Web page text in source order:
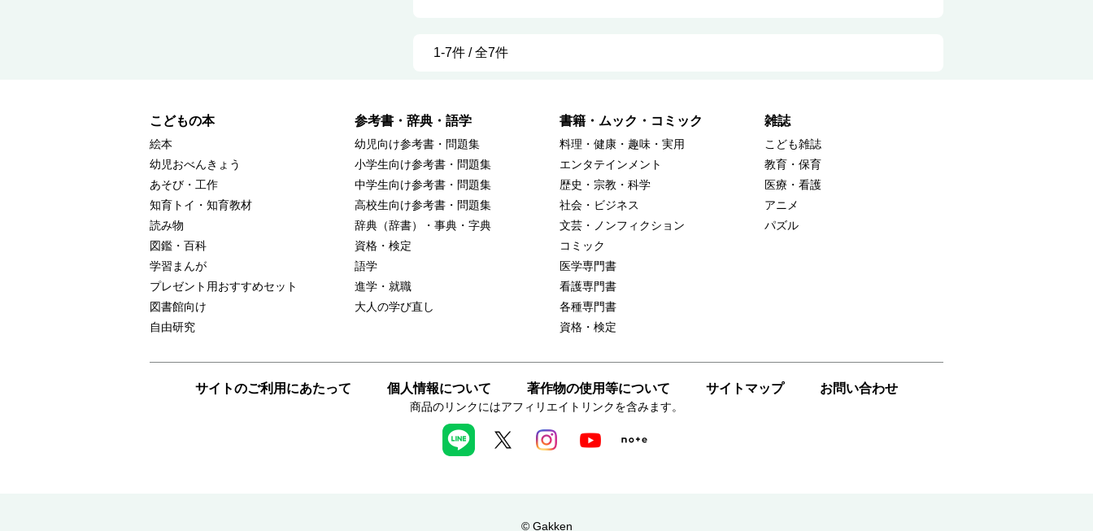
1-7件 / 全7件
こどもの本
絵本
幼児おべんきょう
あそび・工作
知育トイ・知育教材
読み物
図鑑・百科
学習まんが
プレゼント用おすすめセット
図書館向け
自由研究
参考書・辞典・語学
幼児向け参考書・問題集
小学生向け参考書・問題集
中学生向け参考書・問題集
高校生向け参考書・問題集
辞典（辞書）・事典・字典
資格・検定
語学
進学・就職
大人の学び直し
書籍・ムック・コミック
料理・健康・趣味・実用
エンタテインメント
歴史・宗教・科学
社会・ビジネス
文芸・ノンフィクション
コミック
医学専門書
看護専門書
各種専門書
資格・検定
雑誌
こども雑誌
教育・保育
医療・看護
アニメ
パズル
サイトのご利用にあたって 個人情報について 著作物の使用等について サイトマップ お問い合わせ
商品のリンクにはアフィリエイトリンクを含みます。
© Gakken